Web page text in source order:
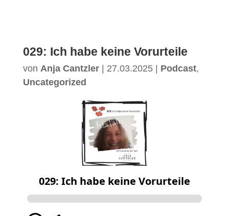
029: Ich habe keine Vorurteile
von Anja Cantzler| 27.03.2025| Podcast,
Uncategorized